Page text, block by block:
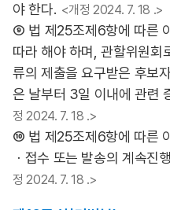
야 한다. <개정 2024. 7. 18 .>
⑨ 법 제25조제6항에 따른
따라 해야 하며, 관할위원회
류의 제출을 요구받은 후보
은 날부터 3일 이내에 관련
정 2024. 7. 18 .>
⑩ 법 제25조제6항에 따른
ㆍ접수 또는 발송의 계속진
정 2024. 7. 18 .>